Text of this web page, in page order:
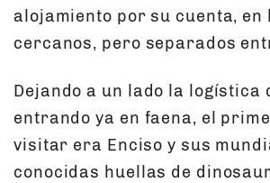
alojamiento por su cuenta, en
cercanos, pero separados
Dejando a un lado la logística
entrando ya en faena, el
visitar era Enciso y sus
conocidas huellas de